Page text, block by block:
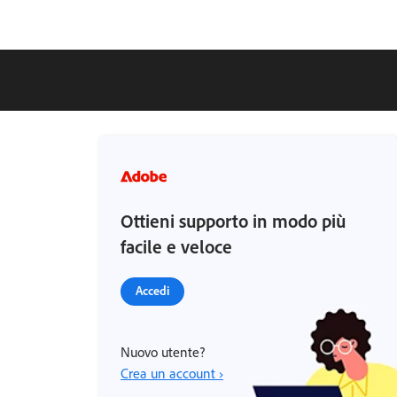
Ottieni supporto in modo più
facile e veloce
Accedi
Nuovo utente?
Crea un account ›